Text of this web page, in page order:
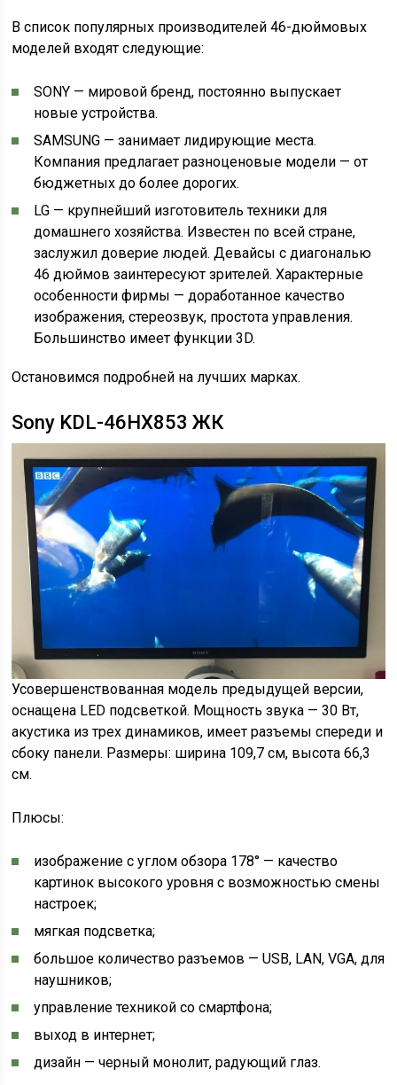
В список популярных производителей 46-дюймовых
моделей входят следующие:
SONY — мировой бренд, постоянно выпускает
новые устройства.
SAMSUNG — занимает лидирующие места.
Компания предлагает разноценовые модели — от
бюджетных до более дорогих.
LG — крупнейший изготовитель техники для
домашнего хозяйства. Известен по всей стране,
заслужил доверие людей. Девайсы с диагональю
46 дюймов заинтересуют зрителей. Характерные
особенности фирмы — доработанное качество
изображения, стереозвук, простота управления.
Большинство имеет функции 3D.
Остановимся подробней на лучших марках.
Sony KDL-46HX853 ЖК
Усовершенствованная модель предыдущей версии,
оснащена LED подсветкой. Мощность звука — 30 Вт,
акустика из трех динамиков, имеет разъемы спереди и
сбоку панели. Размеры: ширина 109,7 см, высота 66,3
см.
Плюсы:
изображение с углом обзора 178° — качество
картинок высокого уровня с возможностью смены
настроек;
мягкая подсветка;
большое количество разъемов — USB, LAN, VGA, для
наушников;
управление техникой со смартфона;
выход в интернет;
дизайн — черный монолит, радующий глаз.